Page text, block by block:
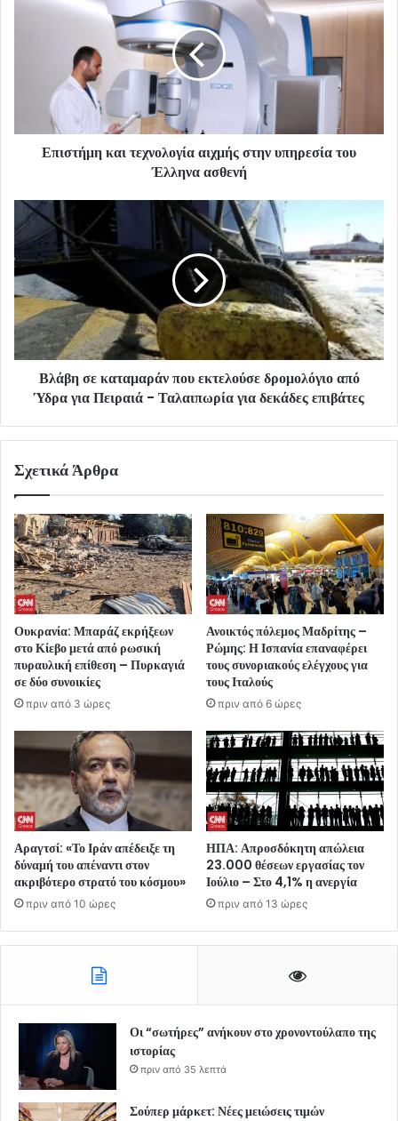
Επιστήμη και τεχνολογία αιχμής στην υπηρεσία του
Έλληνα ασθενή
Βλάβη σε καταμαράν που εκτελούσε δρομολόγιο από
Ύδρα για Πειραιά - Ταλαιπωρία για δεκάδες επιβάτες
Σχετικά Άρθρα
Ουκρανία: Μπαράζ εκρήξεων
στο Κίεβο μετά από ρωσική
πυραυλική επίθεση – Πυρκαγιά
σε δύο συνοικίες
πριν από 3 ώρες
Ανοικτός πόλεμος Μαδρίτης –
Ρώμης: Η Ισπανία επαναφέρει
τους συνοριακούς ελέγχους για
τους Ιταλούς
πριν από 6 ώρες
Αραγτσί: «Το Ιράν απέδειξε τη
δύναμή του απέναντι στον
ακριβότερο στρατό του κόσμου»
πριν από 10 ώρες
ΗΠΑ: Απροσδόκητη απώλεια
23.000 θέσεων εργασίας τον
Ιούλιο – Στο 4,1% η ανεργία
πριν από 13 ώρες
Οι “σωτήρες” ανήκουν στο χρονοντούλαπο της
ιστορίας
πριν από 35 λεπτά
Σούπερ μάρκετ: Νέες μειώσεις τιμών